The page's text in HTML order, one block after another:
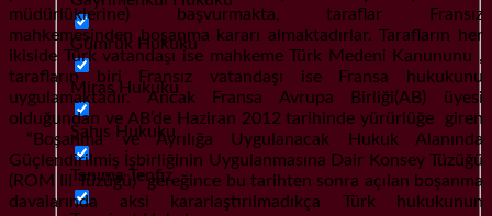
Gümrük Hukuku
Miras Hukuku
Şahıs Hukuku
Tanıma Tenfiz
müdürlüklerine) başvurmakta, taraflar Fransız
mahkemesinden boşanma kararı almaktadırlar. Tarafların her
ikiside Türk vatandaşı ise mahkeme Türk Medeni Kanununu ,
tarafların biri Fransız vatandaşı ise Fransa hukukunu
uygulamaktadır. Ancak Fransa Avrupa Birliği(AB) üyesi
olduğundan ve AB’de Haziran 2012 tarihinde yürürlüğe giren
“Boşanma ve Ayrılığa Uygulanacak Hukuk Alanında
Güçlendirilmiş İşbirliğinin Uygulanmasına Dair Konsey Tüzüğü
(ROM III Tüzüğü)” gereğince bu tarihten sonra açılan boşanma
davalarında aksi kararlaştırılmadıkça Türk hukukunun